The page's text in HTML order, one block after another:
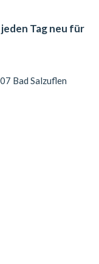
Tag neu für
Bad Salzuflen